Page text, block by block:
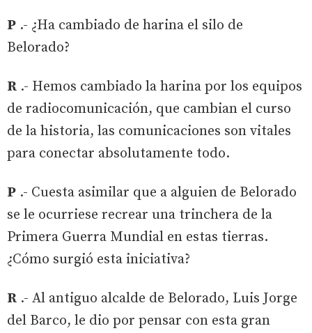
P .- ¿Ha cambiado de harina el silo de
Belorado?
R .- Hemos cambiado la harina por los equipos
de radiocomunicación, que cambian el curso
de la historia, las comunicaciones son vitales
para conectar absolutamente todo.
P .- Cuesta asimilar que a alguien de Belorado
se le ocurriese recrear una trinchera de la
Primera Guerra Mundial en estas tierras.
¿Cómo surgió esta iniciativa?
R .- Al antiguo alcalde de Belorado, Luis Jorge
del Barco, le dio por pensar con esta gran